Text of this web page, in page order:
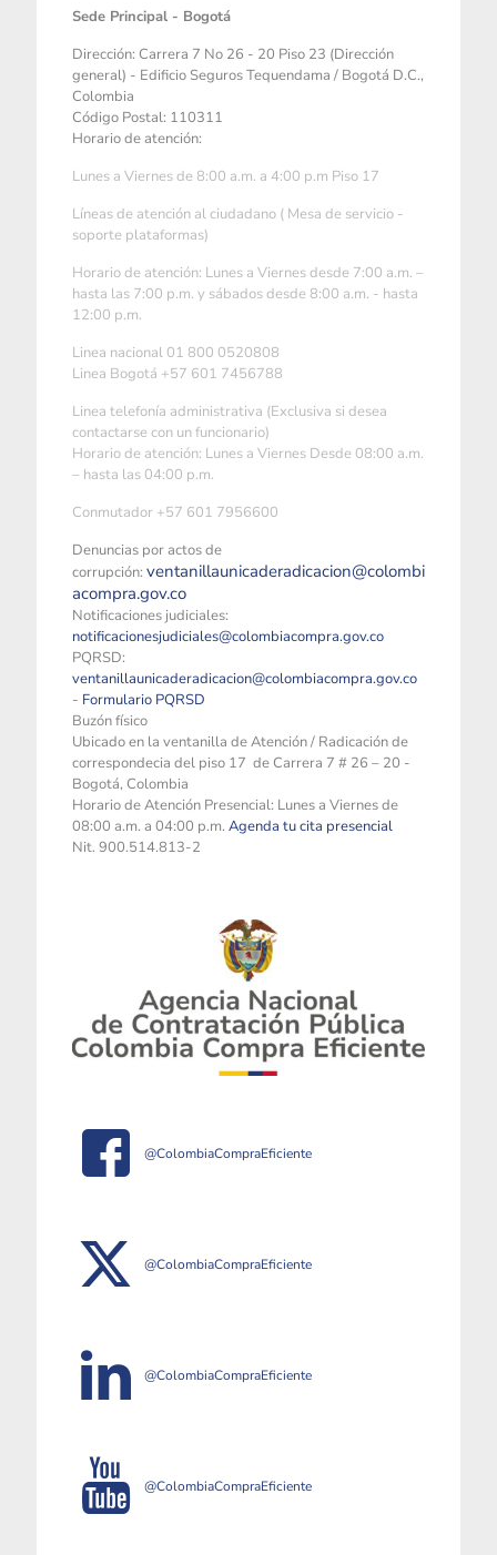
Sede Principal - Bogotá
Dirección: Carrera 7 No 26 - 20 Piso 23 (Dirección
general) - Edificio Seguros Tequendama / Bogotá D.C.,
Colombia
Código Postal: 110311
Horario de atención:
Lunes a Viernes de 8:00 a.m. a 4:00 p.m Piso 17
Líneas de atención al ciudadano ( Mesa de servicio -
soporte plataformas)
Horario de atención: Lunes a Viernes desde 7:00 a.m. –
hasta las 7:00 p.m. y sábados desde 8:00 a.m. - hasta
12:00 p.m.
Linea nacional 01 800 0520808
Linea Bogotá +57 601 7456788
Linea telefonía administrativa (Exclusiva si desea
contactarse con un funcionario)
Horario de atención: Lunes a Viernes Desde 08:00 a.m.
– hasta las 04:00 p.m.
Conmutador +57 601 7956600
Denuncias por actos de
corrupción: ventanillaunicaderadicacion@colombi
acompra.gov.co
Notificaciones judiciales:
notificacionesjudiciales@colombiacompra.gov.co
PQRSD:
ventanillaunicaderadicacion@colombiacompra.gov.co
- Formulario PQRSD
Buzón físico
Ubicado en la ventanilla de Atención / Radicación de
correspondecia del piso 17 de Carrera 7 # 26 – 20 -
Bogotá, Colombia
Horario de Atención Presencial: Lunes a Viernes de
08:00 a.m. a 04:00 p.m. Agenda tu cita presencial
Nit. 900.514.813-2
@ColombiaCompraEficiente
@ColombiaCompraEficiente
@ColombiaCompraEficiente
@ColombiaCompraEficiente